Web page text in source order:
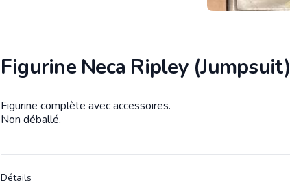
Figurine Neca Ripley (Jumpsuit)
Description
Figurine complète avec accessoires.
Non déballé.
Détails